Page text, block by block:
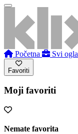
Početna Svi
Favoriti
Moji favoriti
Nemate favorita